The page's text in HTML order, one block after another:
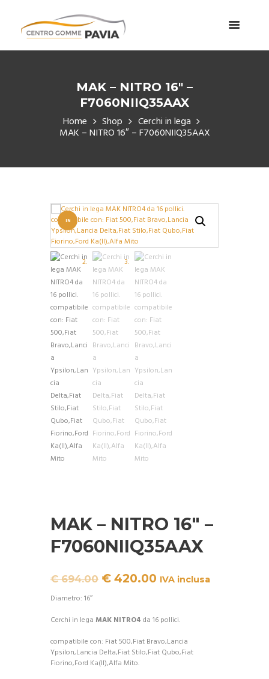
MAK – NITRO 16″ –
F7060NIIQ35AAX
Home Shop Cerchi in lega
MAK – NITRO 16″ – F7060NIIQ35AAX
IN
OFFERT
A!
MAK – NITRO 16″ –
F7060NIIQ35AAX
€694.00 Il
€ 694.00.
€ 420.00 Il
€ 420.00.
IVA inclusa
Diametro: 16″
Cerchi in lega MAK NITRO4 da 16 pollici.
compatibile con: Fiat 500,Fiat Bravo,Lancia
Ypsilon,Lancia Delta,Fiat Stilo,Fiat Qubo,Fiat
Fiorino,Ford Ka(II),Alfa Mito.